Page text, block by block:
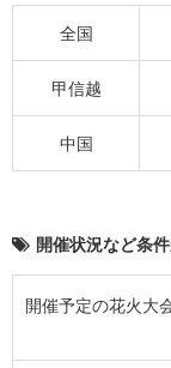
全国
甲信越
中国
開催状況など条
開催予定の花火大